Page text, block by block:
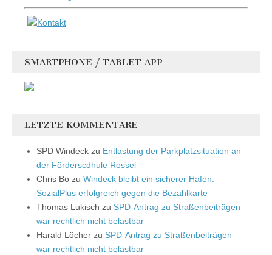
SMARTPHONE / TABLET APP
LETZTE KOMMENTARE
SPD Windeck zu Entlastung der Parkplatzsituation an
der Förderscdhule Rossel
Chris Bo zu Windeck bleibt ein sicherer Hafen:
SozialPlus erfolgreich gegen die Bezahlkarte
Thomas Lukisch zu SPD-Antrag zu Straßenbeiträgen
war rechtlich nicht belastbar
Harald Löcher zu SPD-Antrag zu Straßenbeiträgen
war rechtlich nicht belastbar